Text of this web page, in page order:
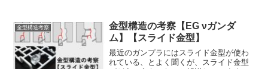
金型構造考察
金型構造の考察【EG νガンダ
ム】【スライド金型】
最近のガンプラにはスライド金型が使わ
れている、とよく聞くが、スライド金型